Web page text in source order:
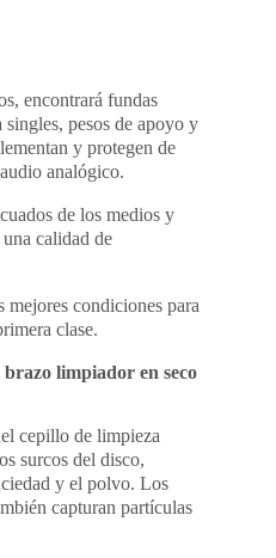
encontrará fundas
singles, pesos de apoyo y
y protegen de
analógico.
de los medios y
calidad de
mejores condiciones para
clase.
limpiador en seco
cepillo de limpieza
surcos del disco,
y el polvo. Los
capturan partículas